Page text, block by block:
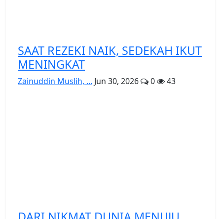
SAAT REZEKI NAIK, SEDEKAH IKUT
MENINGKAT
Zainuddin Muslih, ... Jun 30, 2026 0 43